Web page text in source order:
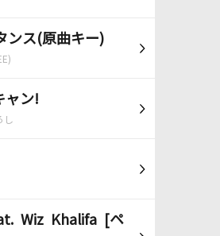
ンス(原曲キー)
ャン!
し
Wiz Khalifa [ペ